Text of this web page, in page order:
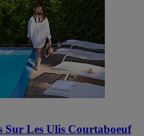
Sur Les Ulis Courtaboeuf